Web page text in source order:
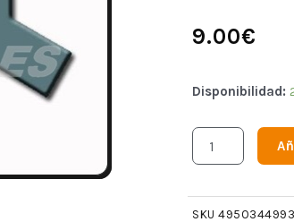
9.00€
Disponibilidad:
SKU